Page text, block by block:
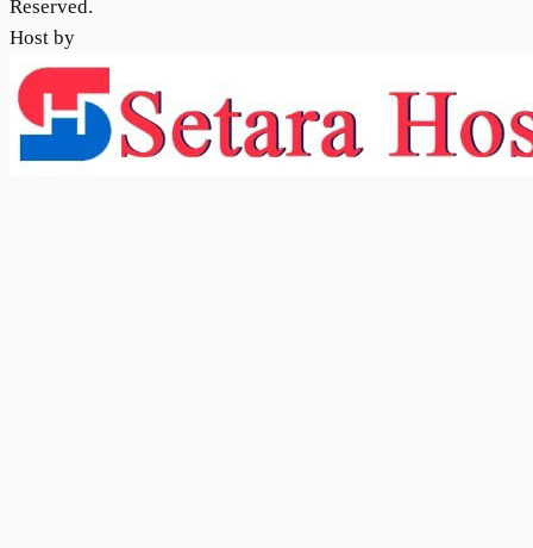
Reserved.
Host by